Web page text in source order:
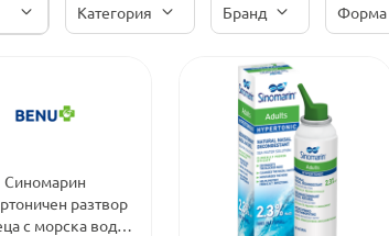
Категория Бранд Форма
Синомарин
разтвор
с морска вода